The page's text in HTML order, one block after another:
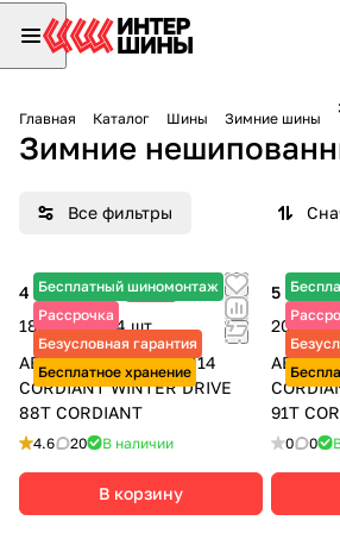
Главная Каталог Шины Зимние шины
Зимние
Все фильтры
Бесплатный шиномонтаж
Рассрочка
Безусловная гарантия
Бесплатное хранение
4 735 ₽5 570 ₽ -15%
18 940 ₽ за 4 шт.
АВТОШИНЫ 185/70 R14
CORDIANT WINTER DRIVE
88T CORDIANT
4.6 20 В наличии
В корзину
5 245 ₽
20 980
91T
0 0